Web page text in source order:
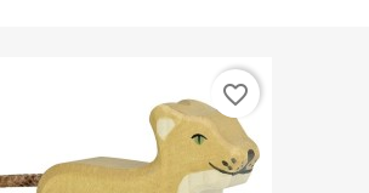
favorite_border
Créer une liste d'envies
Connexion